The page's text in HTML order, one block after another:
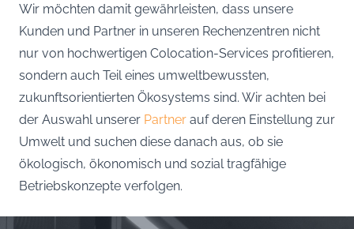
Wir möchten damit gewährleisten, dass unsere
Kunden und Partner in unseren Rechenzentren nicht
nur von hochwertigen Colocation-Services profitieren,
sondern auch Teil eines umweltbewussten,
zukunftsorientierten Ökosystems sind. Wir achten bei
der Auswahl unserer Partner auf deren Einstellung zur
Umwelt und suchen diese danach aus, ob sie
ökologisch, ökonomisch und sozial tragfähige
Betriebskonzepte verfolgen.